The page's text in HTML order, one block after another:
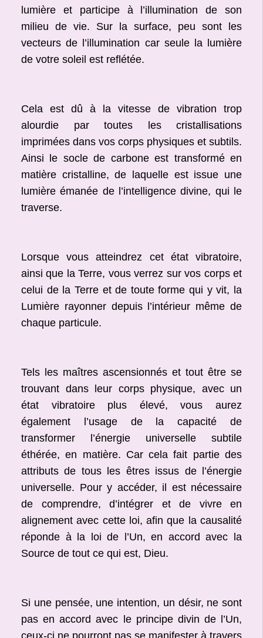
lumière et participe à l’illumination de son
milieu de vie. Sur la surface, peu sont les
vecteurs de l’illumination car seule la lumière
de votre soleil est reflétée.
Cela est dû à la vitesse de vibration trop
alourdie par toutes les cristallisations
imprimées dans vos corps physiques et subtils.
Ainsi le socle de carbone est transformé en
matière cristalline, de laquelle est issue une
lumière émanée de l’intelligence divine, qui le
traverse.
Lorsque vous atteindrez cet état vibratoire,
ainsi que la Terre, vous verrez sur vos corps et
celui de la Terre et de toute forme qui y vit, la
Lumière rayonner depuis l’intérieur même de
chaque particule.
Tels les maîtres ascensionnés et tout être se
trouvant dans leur corps physique, avec un
état vibratoire plus élevé, vous aurez
également l’usage de la capacité de
transformer l’énergie universelle subtile
éthérée, en matière. Car cela fait partie des
attributs de tous les êtres issus de l’énergie
universelle. Pour y accéder, il est nécessaire
de comprendre, d’intégrer et de vivre en
alignement avec cette loi, afin que la causalité
réponde à la loi de l’Un, en accord avec la
Source de tout ce qui est, Dieu.
Si une pensée, une intention, un désir, ne sont
pas en accord avec le principe divin de l’Un,
ceux-ci ne pourront pas se manifester à travers